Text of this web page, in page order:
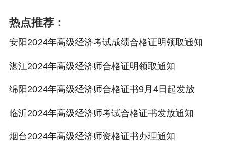
热点推荐：
安阳2024年高级经济考试成绩合格证明领取通知
湛江2024年高级经济师合格证明领取通知
绵阳2024年高级经济师合格证书9月4日起发放
临沂2024年高级经济师考试合格证书发放通知
烟台2024年高级经济师资格证书办理通知